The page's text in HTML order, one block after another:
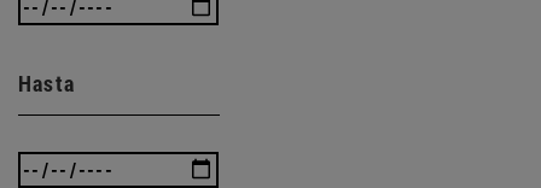
Hasta